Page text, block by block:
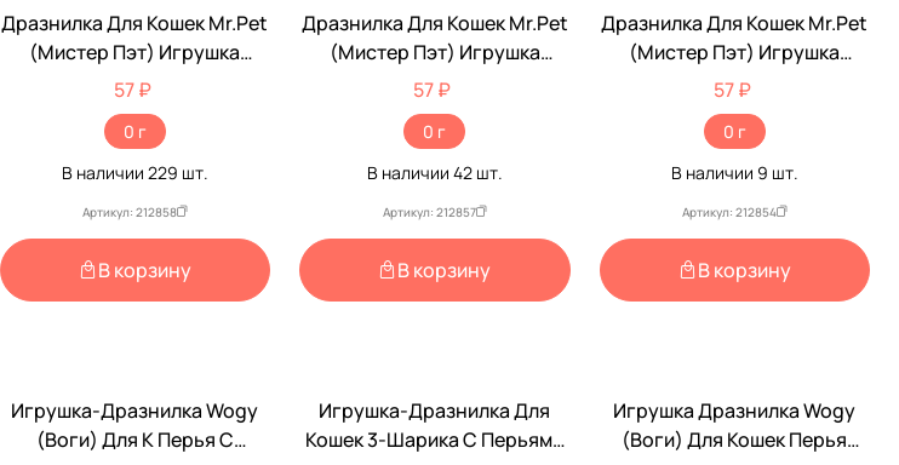
Дразнилка Для Кошек Mr.Pet
(Мистер Пэт) Игрушка
Удочка 30см 2258
57 ₽
0 г
В наличии 229 шт.
Артикул: 212858
В корзину
Дразнилка Для Кошек Mr.Pet
(Мистер Пэт) Игрушка
Удочка 33см 2257
57 ₽
0 г
В наличии 42шт.
Артикул: 212857
В корзину
Дразнилка Для Кошек Mr.Pet
(Мистер Пэт) Игрушка
Удочка 40см 2254
57 ₽
0 г
В наличии 9 шт.
Артикул: 212854
В корзину
Игрушка-Дразнилка Wogy
(Воги) Для К Перья С
Игрушка-Дразнилка Для
Кошек 3-Шарика С Перьями
Игрушка Дразнилка Wogy
(Воги) Для Кошек Перья